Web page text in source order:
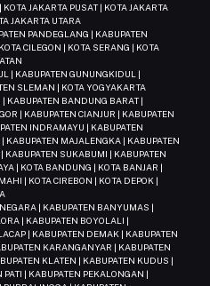
KOTA JAKARTA PUSAT | KOTA JAKARTA
JAKARTA UTARA
PANDEGLANG | KABUPATEN
CILEGON | KOTA SERANG | KOTA
| KABUPATEN GUNUNGKIDUL |
SLEMAN | KOTA YOGYAKARTA
KABUPATEN BANDUNG BARAT |
| KABUPATEN CIANJUR | KABUPATEN
INDRAMAYU | KABUPATEN
KABUPATEN MAJALENGKA | KABUPATEN
KABUPATEN SUKABUMI | KABUPATEN
| KOTA BANDUNG | KOTA BANJAR |
| KOTA CIREBON | KOTA DEPOK |
| KABUPATEN BANYUMAS |
| KABUPATEN BOYOLALI |
| KABUPATEN DEMAK | KABUPATEN
KARANGANYAR | KABUPATEN
KLATEN | KABUPATEN KUDUS |
| KABUPATEN PEKALONGAN |